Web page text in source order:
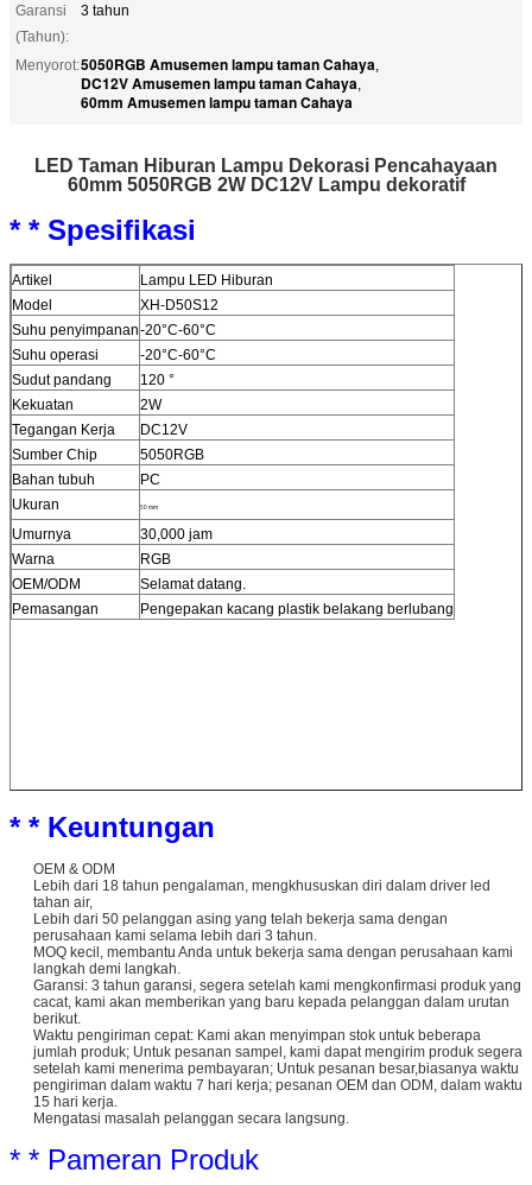
Garansi
(Tahun):
3 tahun
Menyorot:5050RGB Amusemen lampu taman Cahaya,
DC12V Amusemen lampu taman Cahaya,
60mm Amusemen lampu taman Cahaya
LED Taman Hiburan Lampu Dekorasi Pencahayaan
60mm 5050RGB 2W DC12V Lampu dekoratif
* * Spesifikasi
Artikel
Lampu LED Hiburan
Model
XH-D50S12
Suhu penyimpanan-20°C-60°C
Suhu operasi
-20°C-60°C
Sudut pandang
120 °
Kekuatan
2W
Tegangan Kerja
DC12V
Sumber Chip
5050RGB
Bahan tubuh
PC
Ukuran
50 mm
Umurnya
30,000 jam
Warna
RGB
OEM/ODM
Selamat datang.
Pemasangan
Pengepakan kacang plastik belakang berlubang
* * Keuntungan
OEM & ODM
Lebih dari 18 tahun pengalaman, mengkhususkan diri dalam driver led
tahan air,
Lebih dari 50 pelanggan asing yang telah bekerja sama dengan
perusahaan kami selama lebih dari 3 tahun.
MOQ kecil, membantu Anda untuk bekerja sama dengan perusahaan kami
langkah demi langkah.
Garansi: 3 tahun garansi, segera setelah kami mengkonfirmasi produk yang
cacat, kami akan memberikan yang baru kepada pelanggan dalam urutan
berikut.
Waktu pengiriman cepat: Kami akan menyimpan stok untuk beberapa
jumlah produk; Untuk pesanan sampel, kami dapat mengirim produk segera
setelah kami menerima pembayaran; Untuk pesanan besar,biasanya waktu
pengiriman dalam waktu 7 hari kerja; pesanan OEM dan ODM, dalam waktu
15 hari kerja.
Mengatasi masalah pelanggan secara langsung.
* * Pameran Produk